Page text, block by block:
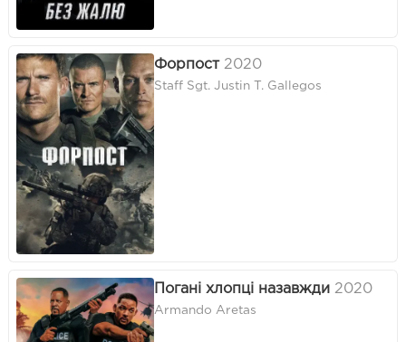
Форпост 2020
Staff Sgt. Justin T. Gallegos
Погані хлопці назавжди 2020
Armando Aretas